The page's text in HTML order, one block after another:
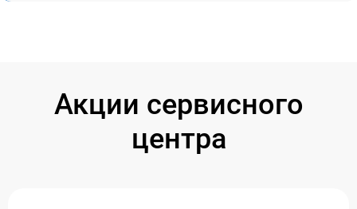
Акции сервисного
центра